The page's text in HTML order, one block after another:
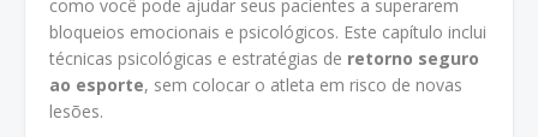
como você pode ajudar seus pacientes a superarem
bloqueios emocionais e psicológicos. Este capítulo inclui
técnicas psicológicas e estratégias de retorno seguro
ao esporte, sem colocar o atleta em risco de novas
lesões.